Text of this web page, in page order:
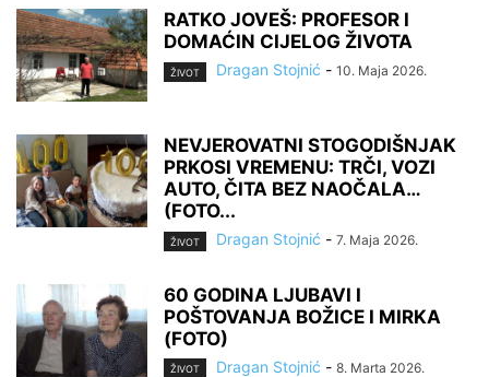
RATKO JOVEŠ: PROFESOR I
DOMAĆIN CIJELOG ŽIVOTA
ŽIVOT Dragan Stojnić - 10. Maja 2026.
NEVJEROVATNI STOGODIŠNJAK
PRKOSI VREMENU: TRČI, VOZI
AUTO, ČITA BEZ NAOČALA…
(FOTO...
ŽIVOT Dragan Stojnić - 7. Maja 2026.
60 GODINA LJUBAVI I
POŠTOVANJA BOŽICE I MIRKA
(FOTO)
ŽIVOT Dragan Stojnić - 8. Marta 2026.